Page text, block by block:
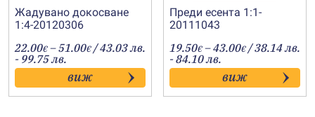
Жадувано докосване
1:4-20120306
22.00€ –51.00€Price
range:
22.00€
through
51.00€
/ 43.03 лв.
- 99.75 лв.
виж
Преди есента 1:1-
20111043
19.50€ –43.00€Price
range:
19.50€
through
43.00€
/ 38.14 лв.
- 84.10 лв.
виж